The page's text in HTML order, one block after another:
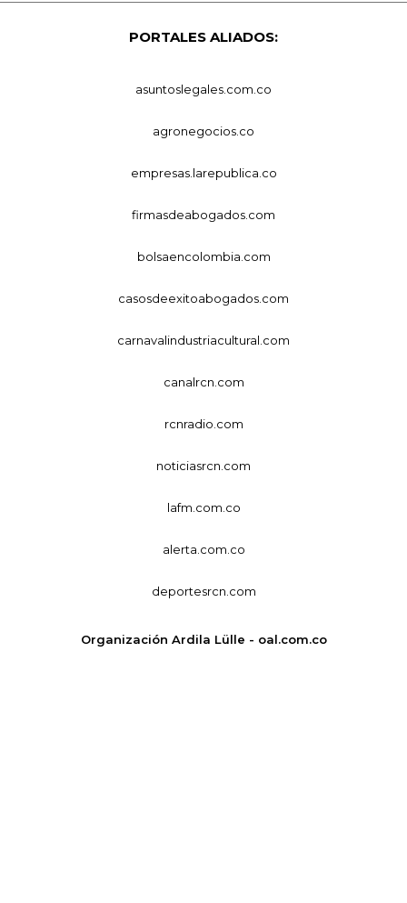
PORTALES ALIADOS:
asuntoslegales.com.co
agronegocios.co
empresas.larepublica.co
firmasdeabogados.com
bolsaencolombia.com
casosdeexitoabogados.com
carnavalindustriacultural.com
canalrcn.com
rcnradio.com
noticiasrcn.com
lafm.com.co
alerta.com.co
deportesrcn.com
Organización Ardila Lülle - oal.com.co